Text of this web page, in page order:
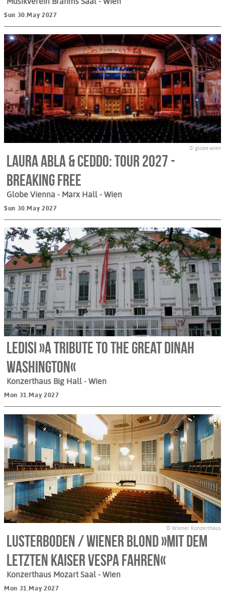
Sun 30.May 2027
© globe.wien
LAURA ABLA & CEDDO: Tour 2027 -
Breaking Free
Globe Vienna - Marx Hall - Wien
Sun 30.May 2027
Ledisi »A Tribute to the Great Dinah
Washington«
Konzerthaus Big Hall - Wien
Mon 31.May 2027
© Wiener Konzerthaus
Lusterboden / Wiener Blond »Mit dem
letzten Kaiser Vespa fahren«
Konzerthaus Mozart Saal - Wien
Mon 31.May 2027